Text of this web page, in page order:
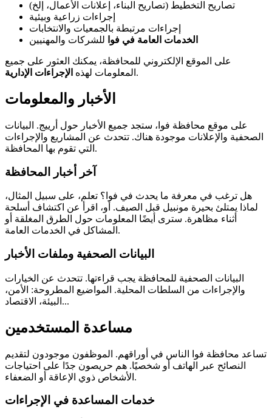
تصاريح التخطيط (تصاريح البناء، إعلانات الأعمال، إلخ)
إجراءات زراعية وبيئية
إجراءات مرتبطة بالجمعيات والانتخابات
الخدمات العامة في فوا للشركات والمهنيين
على الموقع الإلكتروني للمحافظة، يمكنك العثور على جميع
المعلومات لهذه الإجراءات الإدارية .
الأخبار والمعلومات
على موقع محافظة فوا، ستجد جميع الأخبار حول أرييج. البيانات
الصحفية والإعلانات موجودة هناك. تتحدث عن المشاريع والإجراءات
التي تقوم بها المحافظة.
آخر أخبار المحافظة
هل ترغب في معرفة ما يحدث في فوا؟ تعلم، على سبيل المثال،
لماذا يمتلئ بحيرة مونبيل قبل الصيف. أو، اقرأ عن اكتشاف أسلحة
أثناء مظاهرة. سترى أيضًا المعلومات حول الطرق المغلقة أو
المشاكل في الخدمات العامة.
البيانات الصحفية وملفات الأخبار
البيانات الصحفية للمحافظة يجب قراءتها. تتحدث عن الخيارات
والإجراءات من السلطات المحلية. المواضيع المطروحة: الأمن،
البيئة، الاقتصاد...
مساعدة المستخدمين
تساعد محافظة فوا الناس في أوراقهم. الموظفون موجودون لتقديم
النصائح عبر الهاتف أو شخصيًا. هم حريصون جدًا على احتياجات
الأشخاص ذوي الإعاقة أو الضعفاء.
خدمات المساعدة في الإجراءات